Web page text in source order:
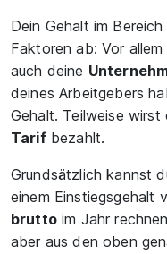
Dein Gehalt im
Faktoren ab: Vor allem
auch deine
deines Arbeitgebers
Gehalt. Teilweise wirst
Tarifbezahlt.
Grundsätzlich kannst
einem Einstiegsgehalt
bruttoim Jahr
aber aus den oben